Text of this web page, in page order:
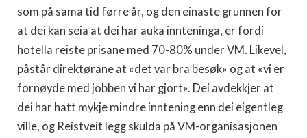
som på sama tid førre år, og den einaste grunnen for
at dei kan seia at dei har auka innteninga, er fordi
hotella reiste prisane med 70-80% under VM. Likevel,
påstår direktørane at «det var bra besøk» og at «vi er
fornøyde med jobben vi har gjort». Dei avdekkjer at
dei har hatt mykje mindre inntening enn dei eigentleg
ville, og Reistveit legg skulda på VM-organisasjonen